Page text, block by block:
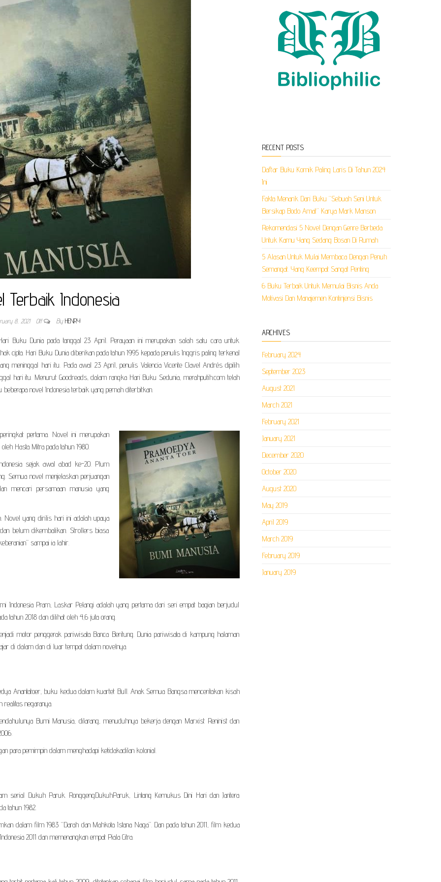
Terbaik Indonesia
8, 2021 Off By HENRY
Buku Dunia pada tanggal 23 April. Perayaan ini merupakan salah satu cara untuk
cipta. Hari Buku Dunia diberikan pada tahun 1995 kepada penulis Inggris paling terkenal
meninggal hari itu. Pada awal 23 April, penulis Valencia Vicente Clavel Andrés dipilih
hari itu. Menurut Goodreads, dalam rangka Hari Buku Sedunia, merahputih.com telah
novel Indonesia terbaik yang pernah diterbitkan.
pertama. Novel ini merupakan
Hasta Mitra pada tahun 1980.
sejak awal abad ke-20. Plum
Semua novel menjelaskan perjuangan
mencari persamaan manusia yang
Novel yang dirilis hari ini adalah upaya
belum dikembalikan. Strollers biasa
sampai ia lahir.
Indonesia Pram, Laskar Pelangi adalah yang pertama dari seri empat bagian berjudul
tahun 2018 dan dilihat oleh 4,6 juta orang.
motor penggerak pariwisata Banca Beritung. Dunia pariwisata di kampung halaman
di dalam dan di luar tempat dalam novelnya.
Anantatoer, buku kedua dalam kuartet Bull. Anak Semua Bangsa menceritakan kisah
realitas negaranya.
Bumi Manusia, dilarang, menuduhnya bekerja dengan Marxist Reninist dan
para pemimpin dalam menghadapi ketidakadilan kolonial.
serial Dukuh Paruk. RonggengDukuhParuk, Lintang Kemukus Dini Hari dan Jantera
tahun 1982.
dalam film 1983 “Darah dan Mahkota Istana Naga”. Dan pada tahun 2011, film kedua
2011 dan memenangkan empat Piala Citra.
RECENT POSTS
Daftar Buku Komik Paling Laris Di Tahun 2024
Ini
Fakta Menarik Dari Buku “Sebuah Seni Untuk
Bersikap Bodo Amat” Karya Mark Manson
Rekomendasi 5 Novel Dengan Genre Berbeda
Untuk Kamu Yang Sedang Bosan Di Rumah
5 Alasan Untuk Mulai Membaca Dengan Penuh
Semangat. Yang Keempat Sangat Penting
6 Buku Terbaik Untuk Memulai Bisnis Anda
Motivasi Dan Manajemen Kontinjensi Bisnis
ARCHIVES
February 2024
September 2023
August 2021
March 2021
February 2021
January 2021
December 2020
October 2020
August 2020
May 2019
April 2019
March 2019
February 2019
January 2019